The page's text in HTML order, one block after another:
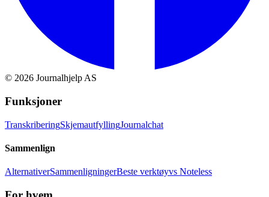
© 2026 Journalhjelp AS
Funksjoner
TranskriberingSkjemautfyllingJournalchat
Sammenlign
AlternativerSammenligningerBeste verktøyvs Noteless